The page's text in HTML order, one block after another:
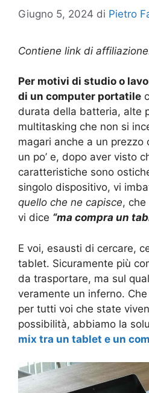
Giugno 5, 2024 di Pietro
Contiene link di
Per motivi di studio o
di un computer portatile
durata della batteria, alte
multitasking che non si
magari anche a un prezzo
un po’ e, dopo aver visto
caratteristiche sono
singolo dispositivo, vi
quello che ne capisce, che
vi dice “ma compra un
E voi, esausti di cercare,
tablet. Sicuramente più
da trasportare, ma sul
veramente un inferno.
per tutti voi che state
possibilità, abbiamo la
mix tra un tablet e un